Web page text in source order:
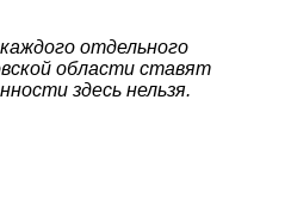
отдельного
области ставят
здесь нельзя.